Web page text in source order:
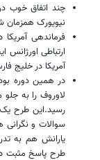
چند اتفاق خوب
نیویورک همزمان
فرماندهی
ارتباطی اورژانس
آمریکا در خلیج
در همین دوره
لاوروف را به جلو
رسید.این طرح یک
سوالات و نگرانی
یارانش هم به